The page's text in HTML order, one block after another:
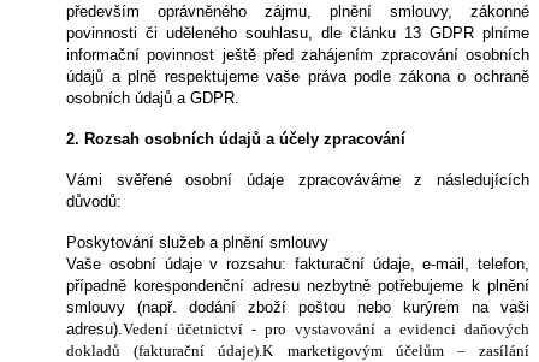
především oprávněného zájmu, plnění smlouvy, zákonné
povinnosti či uděleného souhlasu, dle článku 13 GDPR plníme
informační povinnost ještě před zahájením zpracování osobních
údajů a plně respektujeme vaše práva podle zákona o ochraně
osobních údajů a GDPR.
2. Rozsah osobních údajů a účely zpracování
Vámi svěřené osobní údaje zpracováváme z následujících
důvodů:
Poskytování služeb a plnění smlouvy
Vaše osobní údaje v rozsahu: fakturační údaje, e-mail, telefon,
případně korespondenční adresu nezbytně potřebujeme k plnění
smlouvy (např. dodání zboží poštou nebo kurýrem na vaši
adresu).Vedení účetnictví - pro vystavování a evidenci daňových
dokladů (fakturační údaje).K marketigovým účelům – zasílání